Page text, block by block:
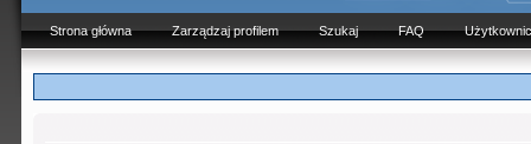
Strona główna Zarządzaj profilem Szukaj FAQ